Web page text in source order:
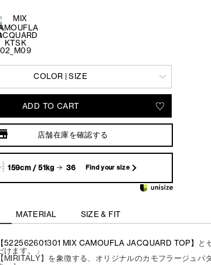
COLOR | SIZE
ADD TO CART
店舗在庫を確認する
159cm / 51kg 36 Find your size
MATERIAL SIZE & FIT
【522562601301 MIX CAMOUFLA JACQUARD TOP】
と
ます。」
MIRITALY】を象徴する、オリジナルのカモフラージュパ